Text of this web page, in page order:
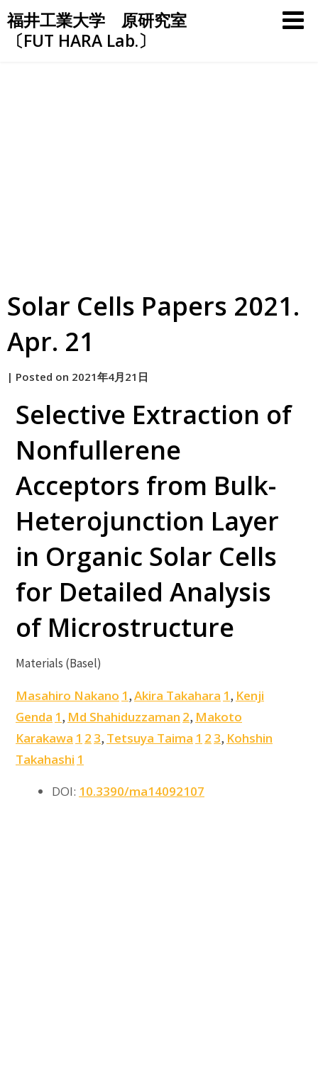
Skip
to
content
福井工業大学 原研究室
〔FUT HARA Lab.〕
Solar Cells Papers 2021.
Apr. 21
by
| Posted on 2021年4月21日
Selective Extraction of
Nonfullerene
Acceptors from Bulk-
Heterojunction Layer
in Organic Solar Cells
for Detailed Analysis
of Microstructure
Materials (Basel)
Masahiro Nakano 1,Akira Takahara 1, Kenji
Genda 1, Md Shahiduzzaman 2, Makoto
Karakawa 1 2 3, Tetsuya Taima 1 2 3, Kohshin
Takahashi 1
DOI: 10.3390/ma14092107